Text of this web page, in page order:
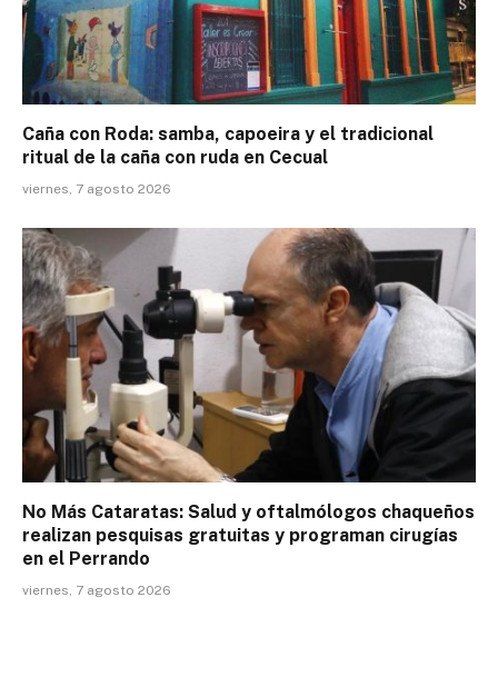
Caña con Roda: samba, capoeira y el tradicional
ritual de la caña con ruda en Cecual
viernes, 7 agosto 2026
No Más Cataratas: Salud y oftalmólogos chaqueños
realizan pesquisas gratuitas y programan cirugías
en el Perrando
viernes, 7 agosto 2026